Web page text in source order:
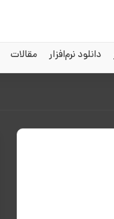
دانلود نرم‌افزار
مقالات